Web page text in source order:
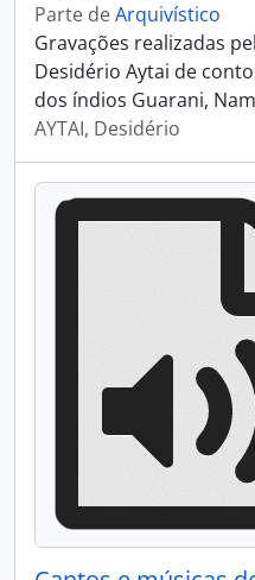
Parte deArquivístico
Gravações realizadas
Desidério Aytai de
dos índios Guarani,
AYTAI, Desidério